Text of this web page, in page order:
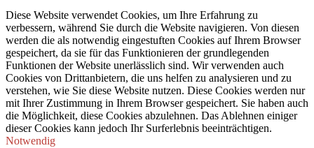
Diese Website verwendet Cookies, um Ihre Erfahrung zu
verbessern, während Sie durch die Website navigieren. Von diesen
werden die als notwendig eingestuften Cookies auf Ihrem Browser
gespeichert, da sie für das Funktionieren der grundlegenden
Funktionen der Website unerlässlich sind. Wir verwenden auch
Cookies von Drittanbietern, die uns helfen zu analysieren und zu
verstehen, wie Sie diese Website nutzen. Diese Cookies werden nur
mit Ihrer Zustimmung in Ihrem Browser gespeichert. Sie haben auch
die Möglichkeit, diese Cookies abzulehnen. Das Ablehnen einiger
dieser Cookies kann jedoch Ihr Surferlebnis beeinträchtigen.
Notwendig